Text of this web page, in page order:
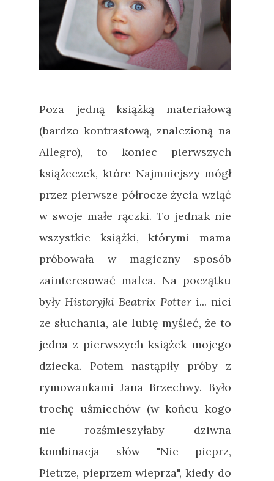
Poza jedną książką materiałową
(bardzo kontrastową, znalezioną na
Allegro), to koniec pierwszych
książeczek, które Najmniejszy mógł
przez pierwsze półrocze życia wziąć
w swoje małe rączki. To jednak nie
wszystkie książki, którymi mama
próbowała w magiczny sposób
zainteresować malca. Na początku
były Historyjki Beatrix Potteri... nici
ze słuchania, ale lubię myśleć, że to
jedna z pierwszych książek mojego
dziecka. Potem nastąpiły próby z
rymowankami Jana Brzechwy. Było
trochę uśmiechów (w końcu kogo
nie rozśmieszyłaby dziwna
kombinacja słów "Nie pieprz,
Pietrze, pieprzem wieprza", kiedy do